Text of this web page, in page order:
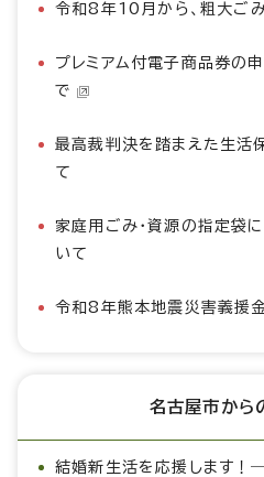
令和8年10月から、粗大ご
プレミアム付電子商品券の
で
最高裁判決を踏まえた生活
て
家庭用ごみ・資源の指定袋
いて
令和8年熊本地震災害義援
名古屋市から
結婚新生活を応援します！